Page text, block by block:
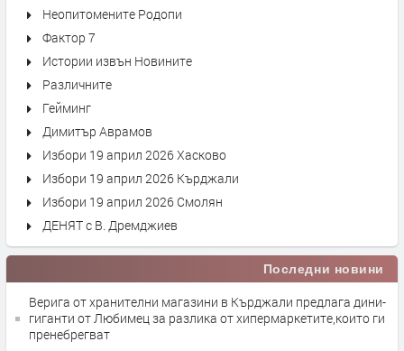
Неопитомените Родопи
Фактор 7
Истории извън Новините
Различните
Гейминг
Димитър Аврамов
Избори 19 април 2026 Хасково
Избори 19 април 2026 Кърджали
Избори 19 април 2026 Смолян
ДЕНЯТ с В. Дремджиев
Последни новини
Верига от хранителни магазини в Кърджали предлага дини-
гиганти от Любимец за разлика от хипермаркетите,които ги
пренебрегват